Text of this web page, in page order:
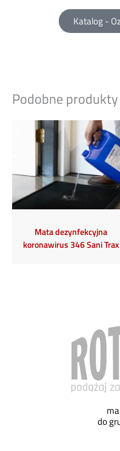
Katalog -
Podobne produkty
Mata dezynfekcyjna
koronawirus 346 Sani Trax
do